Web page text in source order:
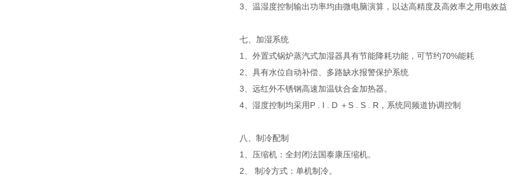
3、温湿度控制输出功率均由微电脑演算，以达高精度及高效率之用电效益
七、加湿系统
1、外置式锅炉蒸汽式加湿器具有节能降耗功能，可节约70%能耗
2、具有水位自动补偿、多路缺水报警保护系统
3、远红外不锈钢高速加温钛合金加热器。
4、湿度控制均采用P . I . D ＋S . S . R，系统同频道协调控制
八、制冷配制
1、压缩机：全封闭法国泰康压缩机。
2、 制冷方式：单机制冷。